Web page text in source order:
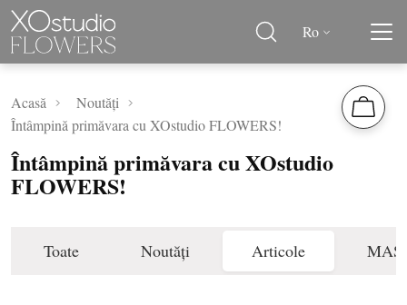
Ro
Acasă
Noutăți
Întâmpină primăvara cu XOstudio FLOWERS!
Întâmpină primăvara cu XOstudio
FLOWERS!
Toate Noutăți Articole